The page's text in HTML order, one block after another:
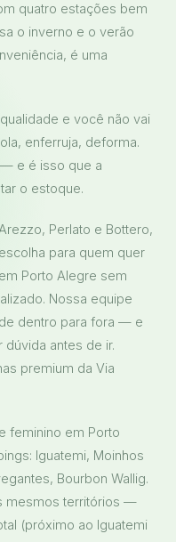
quatro estações bem
o inverno e o verão
é uma
e você não vai
enferruja, deforma.
e é isso que a
o estoque.
Perlato e Bottero,
para quem quer
Porto Alegre sem
Nossa equipe
dentro para fora — e
antes de ir.
premium da Via
feminino em Porto
Iguatemi, Moinhos
Bourbon Wallig.
mesmos territórios —
(próximo ao Iguatemi